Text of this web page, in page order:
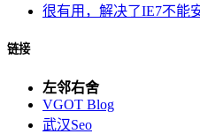
很有用，解决了IE7不能
链接
左邻右舍
VGOT Blog
武汉Seo